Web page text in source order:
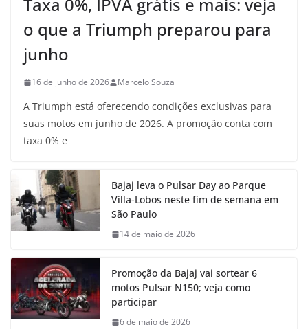
Taxa 0%, IPVA grátis e mais: veja
o que a Triumph preparou para
junho
16 de junho de 2026 Marcelo Souza
A Triumph está oferecendo condições exclusivas para
suas motos em junho de 2026. A promoção conta com
taxa 0% e
Bajaj leva o Pulsar Day ao Parque
Villa-Lobos neste fim de semana em
São Paulo
14 de maio de 2026
Promoção da Bajaj vai sortear 6
motos Pulsar N150; veja como
participar
6 de maio de 2026